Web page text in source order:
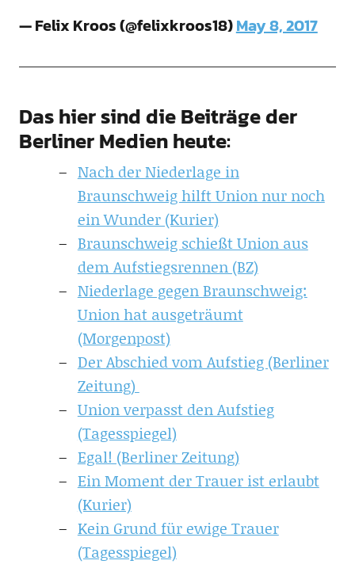
— Felix Kroos (@felixkroos18)May 8, 2017
Das hier sind die Beiträge der
Berliner Medien heute:
Nach der Niederlage in
Braunschweig hilft Union nur noch
ein Wunder (Kurier)
Braunschweig schießt Union aus
dem Aufstiegsrennen (BZ)
Niederlage gegen Braunschweig:
Union hat ausgeträumt
(Morgenpost)
Der Abschied vom Aufstieg (Berliner
Zeitung)
Union verpasst den Aufstieg
(Tagesspiegel)
Egal! (Berliner Zeitung)
Ein Moment der Trauer ist erlaubt
(Kurier)
Kein Grund für ewige Trauer
(Tagesspiegel)